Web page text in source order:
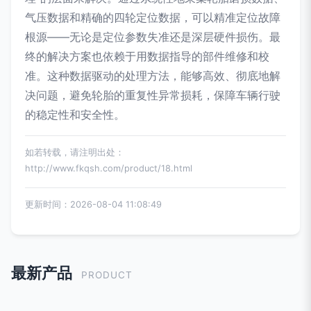
气压数据和精确的四轮定位数据，可以精准定位故障
根源——无论是定位参数失准还是深层硬件损伤。最
终的解决方案也依赖于用数据指导的部件维修和校
准。这种数据驱动的处理方法，能够高效、彻底地解
决问题，避免轮胎的重复性异常损耗，保障车辆行驶
的稳定性和安全性。
如若转载，请注明出处：
http://www.fkqsh.com/product/18.html
更新时间：2026-08-04 11:08:49
最新产品 PRODUCT